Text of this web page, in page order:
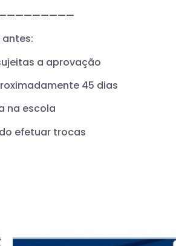
antes:
a aprovação
45 dias
na escola
efetuar trocas